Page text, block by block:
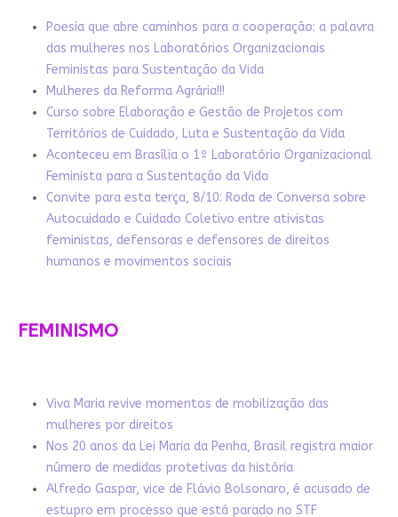
Poesia que abre caminhos para a cooperação: a palavra
das mulheres nos Laboratórios Organizacionais
Feministas para Sustentação da Vida
Mulheres da Reforma Agrária!!!
Curso sobre Elaboração e Gestão de Projetos com
Territórios de Cuidado, Luta e Sustentação da Vida
Aconteceu em Brasília o 1º Laboratório Organizacional
Feminista para a Sustentação da Vida
Convite para esta terça, 8/10: Roda de Conversa sobre
Autocuidado e Cuidado Coletivo entre ativistas
feministas, defensoras e defensores de direitos
humanos e movimentos sociais
FEMINISMO
Viva Maria revive momentos de mobilização das
mulheres por direitos
Nos 20 anos da Lei Maria da Penha, Brasil registra maior
número de medidas protetivas da história
Alfredo Gaspar, vice de Flávio Bolsonaro, é acusado de
estupro em processo que está parado no STF